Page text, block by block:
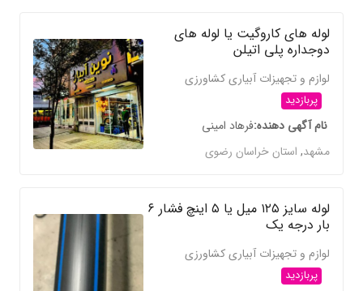
لوله های کاروگیت یا لوله های
دو‌جداره پلی اتیلن
لوازم و تجهیزات آبیاری کشاورزی
پربازدید
نام آگهی دهندهفرهاد امینی
مشهد,استان خراسان رضوی
لوله سایز ۱۲۵ میل یا ۵ اینچ فشار ۶
بار درجه یک
لوازم و تجهیزات آبیاری کشاورزی
پربازدید